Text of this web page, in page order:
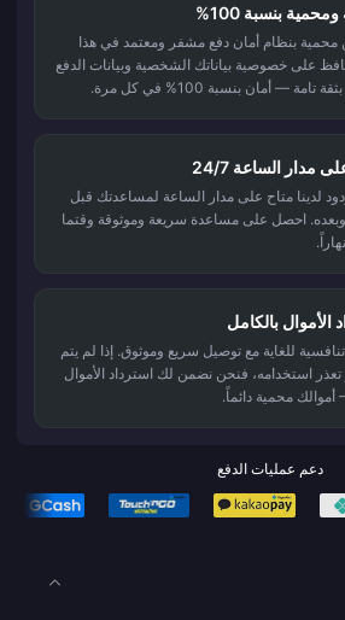
بنسبة 100%
بنظام أمان دفع مشفر ومعتمد في هذا
على خصوصية بياناتك الشخصية وبيانات الدفع
— أمان بنسبة 100% في كل مرة.
مدار الساعة 24/7
لدينا متاح على مدار الساعة لمساعدتك قبل
وبعده. احصل على مساعدة سريعة وموثوقة وقتما
بالكامل
للغاية مع توصيل سريع وموثوق. إذا لم يتم
استخدامه، فنحن نضمن لك استرداد الأموال
دعم عمليات الدفع